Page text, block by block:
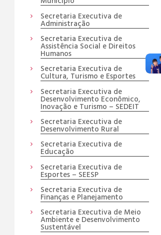
Secretaria Executiva de
Administração
Secretaria Executiva de
Assistência Social e Direitos
Humanos
Secretaria Executiva de
Cultura, Turismo e Esportes
Secretaria Executiva de
Desenvolvimento Econômico,
Inovação e Turismo – SEDEIT
Secretaria Executiva de
Desenvolvimento Rural
Secretaria Executiva de
Educação
Secretaria Executiva de
Esportes – SEESP
Secretaria Executiva de
Finanças e Planejamento
Secretaria Executiva de Meio
Ambiente e Desenvolvimento
Sustentável